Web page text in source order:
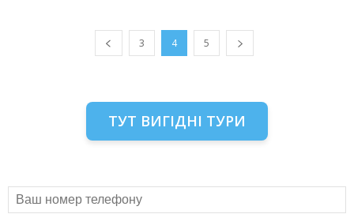
3 4 5
ТУТ ВИГІДНІ ТУРИ